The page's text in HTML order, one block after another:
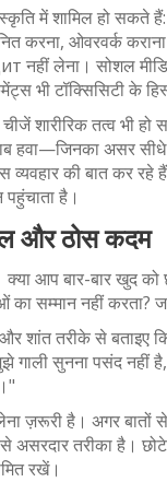
में शामिल हो सकते हैं:
करना, ओवरवर्क
नहीं लेना। सोशल
भी टॉक्सिसिटी के
शारीरिक तत्व भी
हवा—जिनका असर सीधे
व्यवहार की बात कर रहे हैं
है।
और ठोस कदम
आप बार-बार खुद
का सम्मान नहीं करता?
शांत तरीके से बताइए
गाली सुनना पसंद नहीं
ज़रूरी है। अगर बातों
असरदार तरीका है।
रखें।